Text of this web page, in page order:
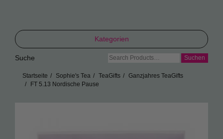
Kategorien
TeaGifts
Teedosen
Suche
Suche
Startseite
Sophie's Tea TeaGifts
Ganzjahres TeaGifts
FT 5.13 Nordische Pause